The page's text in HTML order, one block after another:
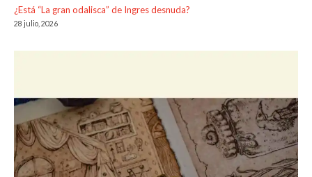
¿Está “La gran odalisca” de Ingres desnuda?
28 julio, 2026